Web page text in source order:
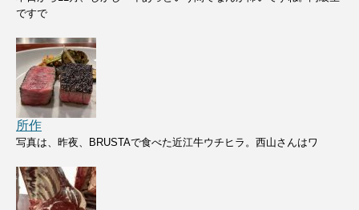
ですで
所作
写真は、昨夜、BRUSTAで食べた近江牛ウチヒラ。西山さんはワ